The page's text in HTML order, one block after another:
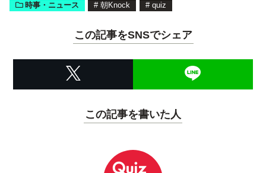
時事・ニュース # 朝Knock # quiz
この記事をSNSでシェア
この記事を書いた人